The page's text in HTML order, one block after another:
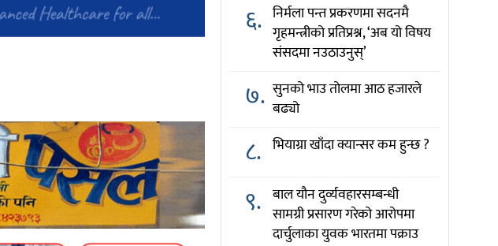
६. निर्मला पन्त प्रकरणमा सदनमै
गृहमन्त्रीको प्रतिप्रश्न, ‘अब यो विषय
संसदमा नउठाउनुस्’
७. सुनको भाउ तोलमा आठ हजारले
बढ्यो
८. भियाग्रा खाँदा क्यान्सर कम हुन्छ ?
९. बाल यौन दुर्व्यवहारसम्बन्धी
सामग्री प्रसारण गरेको आरोपमा
दार्चुलाका युवक भारतमा पक्राउ